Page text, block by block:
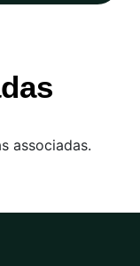
associadas.